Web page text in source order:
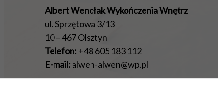
Albert Wencłak Wykończenia Wnętrz
ul. Sprzętowa 3/13
10 – 467 Olsztyn
Telefon: +48 605 183 112
E-mail: alwen-alwen@wp.pl